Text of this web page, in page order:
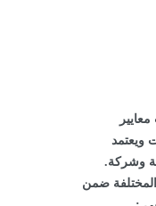
ويعتمد
وشركة.
ضمن